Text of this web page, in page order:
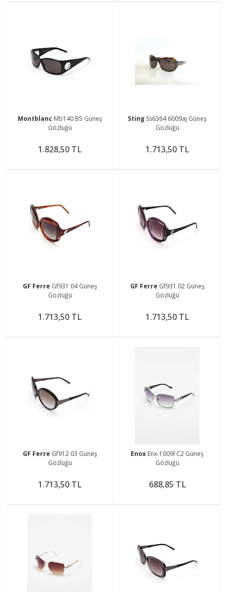
Montblanc Mb140 B5 Güneş
Gözlüğü
1.828,50 TL
Sting Ss6364 6009aj Güneş
Gözlüğü
1.713,50 TL
GF Ferre Gf931 04 Güneş
Gözlüğü
1.713,50 TL
GF Ferre Gf931 02 Güneş
Gözlüğü
1.713,50 TL
GF Ferre Gf912 03 Güneş
Gözlüğü
1.713,50 TL
Enox Enx-1009l C2 Güneş
Gözlüğü
688,85 TL